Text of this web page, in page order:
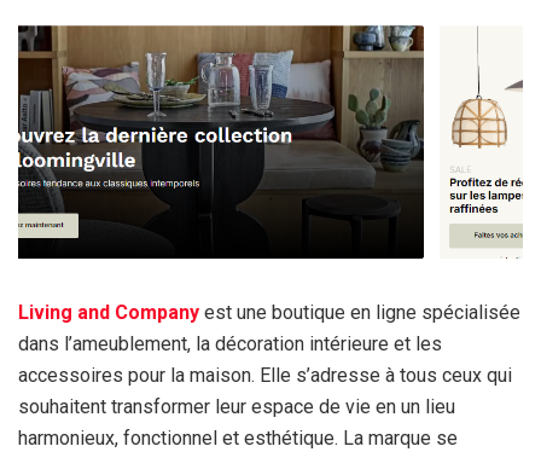
Living and Company est une boutique en ligne spécialisée
dans l’ameublement, la décoration intérieure et les
accessoires pour la maison. Elle s’adresse à tous ceux qui
souhaitent transformer leur espace de vie en un lieu
harmonieux, fonctionnel et esthétique. La marque se